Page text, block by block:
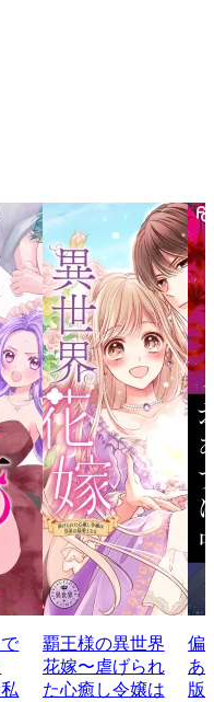
覇王様の異世界
花嫁〜虐げられ
た心癒し令嬢は
偏
あ
版